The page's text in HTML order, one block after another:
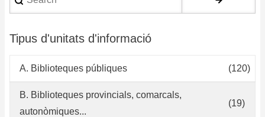
Tipus d'unitats d'informació
A. Biblioteques públiques (120)
B. Biblioteques provincials, comarcals,
autonòmiques...
(19)